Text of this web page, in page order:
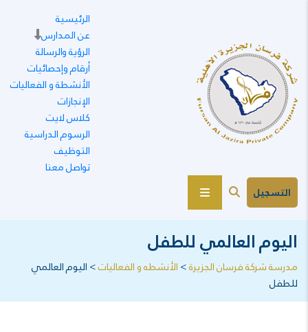
الرئيسية
عن المدارس
الرؤية والرسالة
أرقام وإحصائيات
الأنشطة و الفعاليات
الإنجازات
كلاس لايت
الرسوم الدراسية
التوظيف
تواصل معنا
التسجيل
اليوم العالمي للطفل
مدرسة شركة فرسان الجزيرة>الأنشطه و الفعاليات>اليوم العالمي
للطفل